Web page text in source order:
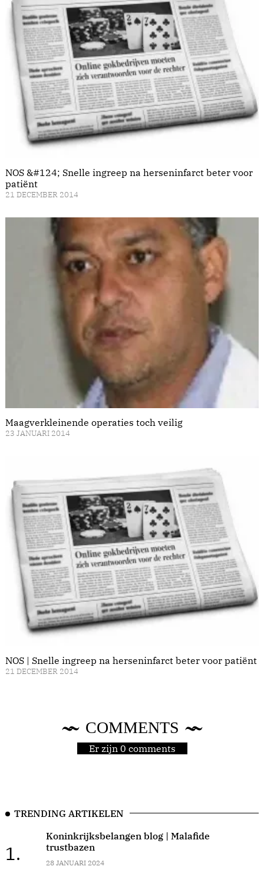
NOS &#124; Snelle ingreep na herseninfarct beter voor
patiënt
21 DECEMBER 2014
Maagverkleinende operaties toch veilig
23 JANUARI 2014
NOS | Snelle ingreep na herseninfarct beter voor patiënt
21 DECEMBER 2014
COMMENTS
Er zijn 0 comments
TRENDING ARTIKELEN
1.
Koninkrijksbelangen blog | Malafide
trustbazen
28 JANUARI 2024